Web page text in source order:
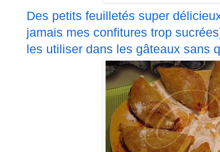
Des petits feuilletés super
jamais mes confitures trop
les utiliser dans les gâteaux sans